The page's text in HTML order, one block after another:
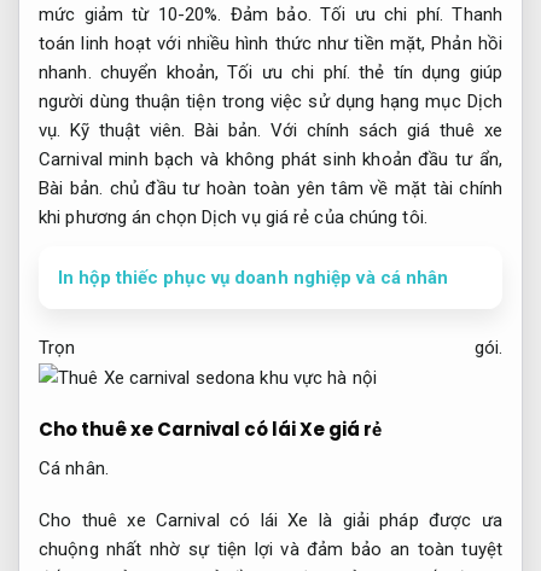
mức giảm từ 10-20%. Đảm bảo. Tối ưu chi phí. Thanh
toán linh hoạt với nhiều hình thức như tiền mặt,Phản hồi
nhanh. chuyển khoản,Tối ưu chi phí. thẻ tín dụng giúp
người dùng thuận tiện trong việc sử dụng hạng mục Dịch
vụ. Kỹ thuật viên. Bài bản. Với chính sách giá thuê xe
Carnival minh bạch và không phát sinh khoản đầu tư ẩn,
Bài bản. chủ đầu tư hoàn toàn yên tâm về mặt tài chính
khi phương án chọn Dịch vụ giá rẻ của chúng tôi.
In hộp thiếc phục vụ doanh nghiệp và cá nhân
Trọn gói.
Cho thuê xe Carnival có lái Xe giá rẻ
Cá nhân.
Cho thuê xe Carnival có lái Xe là giải pháp được ưa
chuộng nhất nhờ sự tiện lợi và đảm bảo an toàn tuyệt